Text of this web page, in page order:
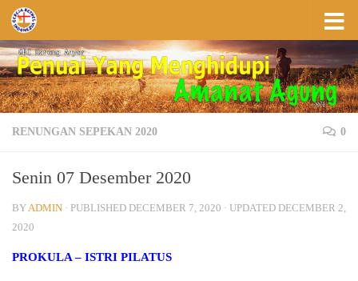
Skip to content
RENUNGAN SEPEKAN 2020 0
Senin 07 Desember 2020
BYADMIN · PUBLISHED DECEMBER 7, 2020 · UPDATED DECEMBER 2,
2020
PROKULA – ISTRI PILATUS